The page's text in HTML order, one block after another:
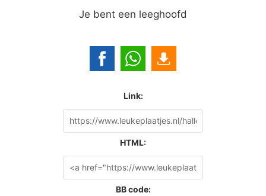
Je bent een leeghoofd
Link:
HTML:
BB code: